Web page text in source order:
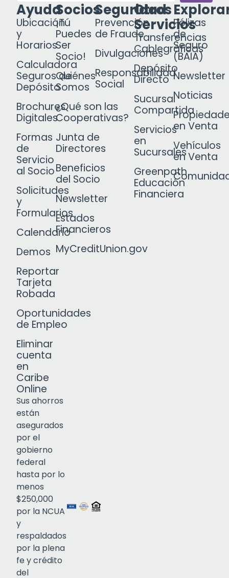
Ayuda
Ubicación
y
Horarios
Calculadora
Seguros de
Depósito
Brochures
Digitales
Formas
de
Servicio
al Socio
Solicitudes
y
Formularios
Calendario
Demos
Reportar
Tarjeta
Robada
Oportunidades
de Empleo
Eliminar
cuenta
en
Caribe
Online
Socios
¡Tú
Puedes
Ser
Socio!
Quiénes
Somos
¿Qué son las
Cooperativas?
Junta de
Directores
Beneficios
del Socio
Newsletter
Estados
Financieros
MyCreditUnion.gov
Seguridad
Prevención
de Fraude
Divulgaciones
Responsabilidad
Social
Otros
Servicios
Transferencias
Cablegráficas
Depósito
Directo
Sucursal
Compartida
Servicios
en
Sucursales
Greenpath
Educación
Financiera
Pólizas
de
Seguro
(BAIA)
Newsletter
Noticias
en Venta
Vehículos
en Venta
Sus ahorros
están
asegurados
por el
gobierno
federal
hasta por lo
menos
$250,000
por la NCUA
y
respaldados
por la plena
fe y crédito
del